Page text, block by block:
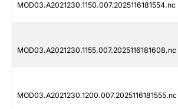
MOD03.A2021230.1150.007.2025116181554.nc
MOD03.A2021230.1155.007.2025116181608.nc
MOD03.A2021230.1200.007.2025116181555.nc